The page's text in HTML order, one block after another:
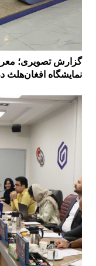
گزارش تصویری؛
نمایشگاه افغان‌هلث